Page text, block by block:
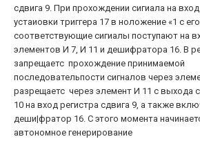
сдвига 9. При прохождении сигиала на вход
устаиовки триггера 17 в ноложение «1 с
соответствующие сигиалы поступают на
элементов И 7, И 11 и дешифратора 16. В
запрещаетс прохождение принимаемой
последовательпости сигналов через
разрещаетс через элемент И 11 с выхода
10 на вход регистра сдвига 9, а также
деши|фратор 16. С этого момента
автономное генерирование